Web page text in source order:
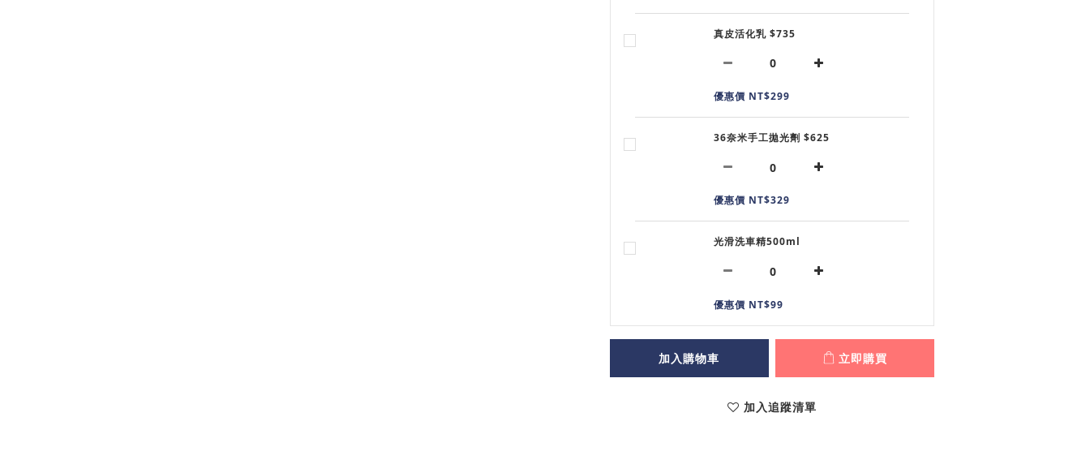
真皮活化乳 $735
優惠價 NT$299
36奈米手工拋光劑 $625
優惠價 NT$329
光滑洗車精500ml
優惠價 NT$99
加入購物車 立即購買
加入追蹤清單